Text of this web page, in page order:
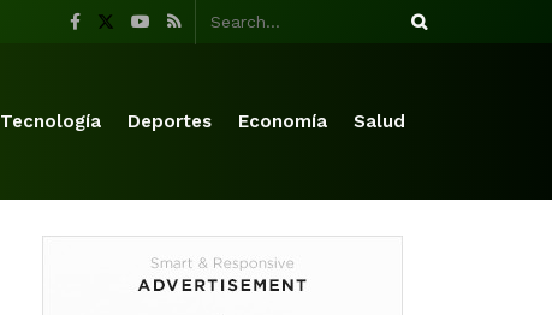
Tecnología Deportes Economía Salud